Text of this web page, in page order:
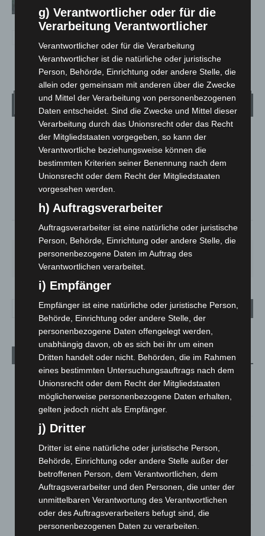
Wetter
LANGENHAGEN
Mäßig Bewölkt
22.9°C 24.1°
37% 5.4m/s 29%
DO.
28°
FR.
25°
SA.
27°
SO.
Aktuelle Beiträge
Region Hannover: 21 neue Notfallsanitäter starten beim
5. August 2026
Mann läuft mit Hockeyschläger über A7 – Polizei sucht
5. August 2026
Celle: Mensch stirbt bei Bagger-Unfall auf Baustelle
5. August 2026
Gasleitung bei McDonald’s-Umbau in Langenhagen
beschädigt
g) Verantwortlicher oder für die
Verarbeitung Verantwortlicher
Verantwortlicher oder für die Verarbeitung
Verantwortlicher ist die natürliche oder juristische
Person, Behörde, Einrichtung oder andere Stelle, die
allein oder gemeinsam mit anderen über die Zwecke
und Mittel der Verarbeitung von personenbezogenen
Daten entscheidet. Sind die Zwecke und Mittel dieser
Verarbeitung durch das Unionsrecht oder das Recht
der Mitgliedstaaten vorgegeben, so kann der
Verantwortliche beziehungsweise können die
bestimmten Kriterien seiner Benennung nach dem
Unionsrecht oder dem Recht der Mitgliedstaaten
vorgesehen werden.
h) Auftragsverarbeiter
Auftragsverarbeiter ist eine natürliche oder juristische
Person, Behörde, Einrichtung oder andere Stelle, die
personenbezogene Daten im Auftrag des
Verantwortlichen verarbeitet.
i) Empfänger
Empfänger ist eine natürliche oder juristische Person,
Behörde, Einrichtung oder andere Stelle, der
personenbezogene Daten offengelegt werden,
unabhängig davon, ob es sich bei ihr um einen
Dritten handelt oder nicht. Behörden, die im Rahmen
eines bestimmten Untersuchungsauftrags nach dem
Unionsrecht oder dem Recht der Mitgliedstaaten
möglicherweise personenbezogene Daten erhalten,
gelten jedoch nicht als Empfänger.
j) Dritter
Dritter ist eine natürliche oder juristische Person,
Behörde, Einrichtung oder andere Stelle außer der
betroffenen Person, dem Verantwortlichen, dem
Auftragsverarbeiter und den Personen, die unter der
unmittelbaren Verantwortung des Verantwortlichen
oder des Auftragsverarbeiters befugt sind, die
personenbezogenen Daten zu verarbeiten.